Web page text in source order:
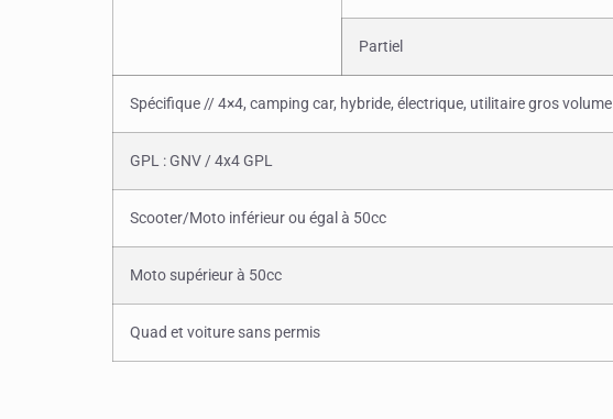
Partiel
Spécifique // 4×4, camping car, hybride, électrique, utilitaire gros volume
GPL : GNV / 4x4 GPL
Scooter/Moto inférieur ou égal à 50cc
Moto supérieur à 50cc
Quad et voiture sans permis